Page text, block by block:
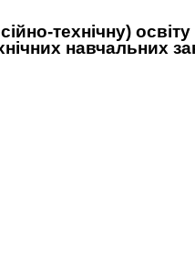
технічну) освіту
навчальних